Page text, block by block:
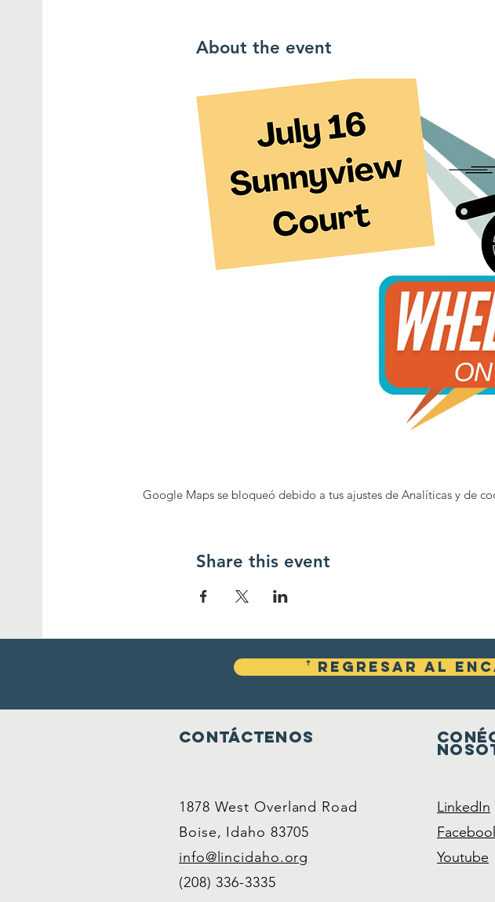
About the event
Google Maps se bloqueó debido a tus ajustes de Analíticas y de
Share this event
Contáctenos
1878 West Overland Road
Boise, Idaho 83705
info@lincidaho.org
(208) 336-3335
LinkedIn
Youtube
ꜛ Regresar al